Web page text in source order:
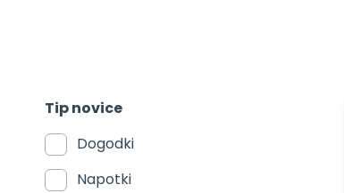
Tip novice
Dogodki
Napotki